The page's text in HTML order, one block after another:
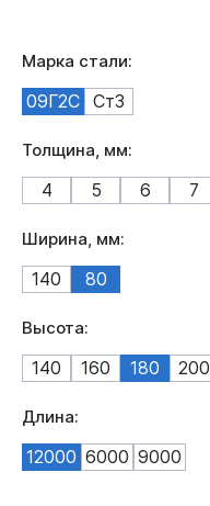
Марка стали:
09Г2С Ст3
Толщина, мм:
4 5 6 7
Ширина, мм:
140 80
Высота:
140 160 180 200
Длина:
12000 6000 9000